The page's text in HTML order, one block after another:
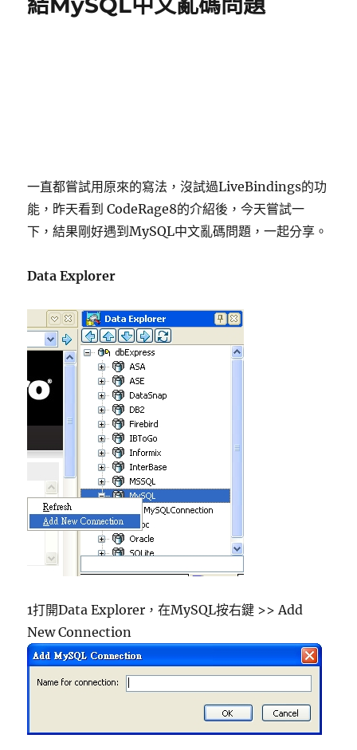
一直都嘗試用原來的寫法，沒試過LiveBindings的功
能，昨天看到 CodeRage8的介紹後，今天嘗試一
下，結果剛好遇到MySQL中文亂碼問題，一起分享。
Data Explorer
1打開Data Explorer，在MySQL按右鍵 >> Add
New Connection